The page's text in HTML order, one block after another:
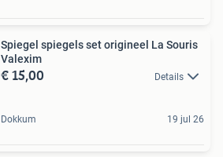
Spiegel spiegels set origineel La Souris
Valexim
€ 15,00 Details
Dokkum 19 jul 26